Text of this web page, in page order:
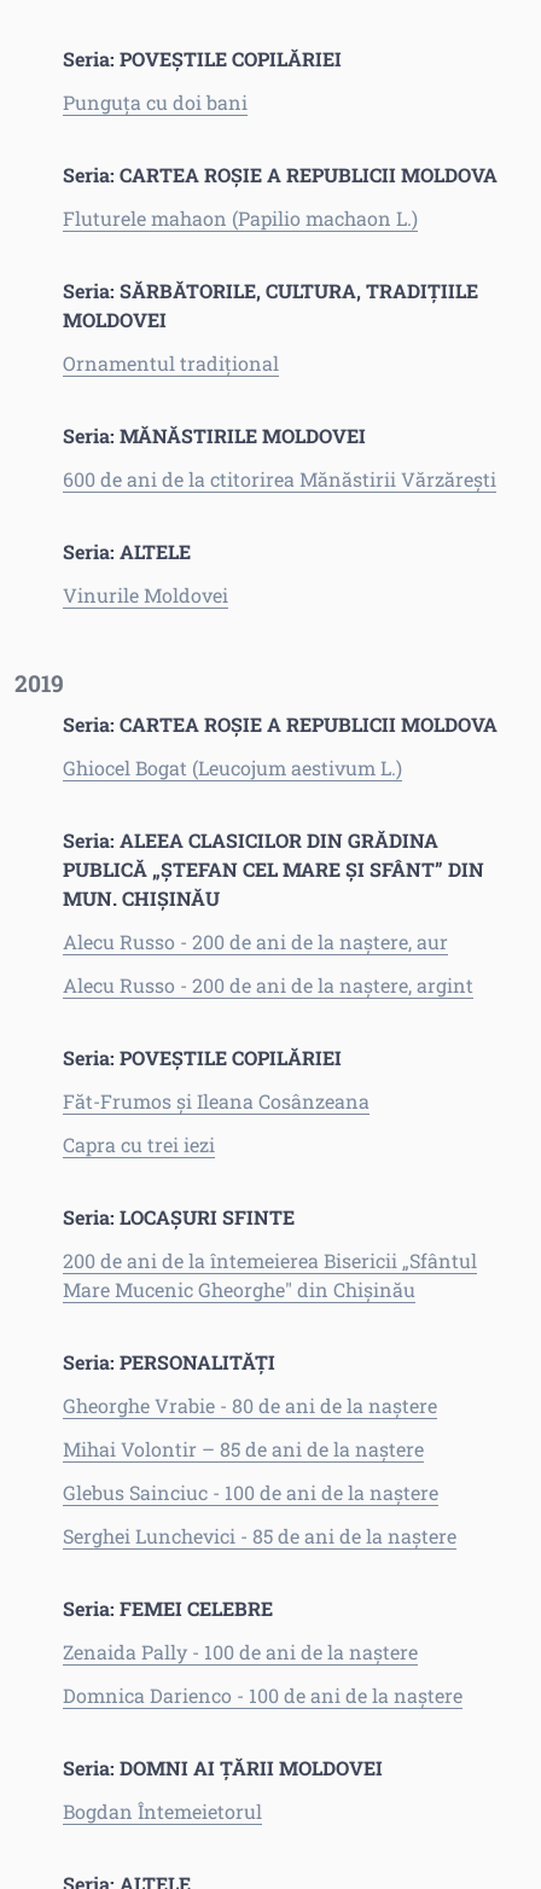
Seria: POVEȘTILE COPILĂRIEI
Punguța cu doi bani
Seria: CARTEA ROȘIE A REPUBLICII MOLDOVA
Fluturele mahaon (Papilio machaon L.)
Seria: SĂRBĂTORILE, CULTURA, TRADIȚIILE
MOLDOVEI
Ornamentul tradițional
Seria: MĂNĂSTIRILE MOLDOVEI
600 de ani de la ctitorirea Mănăstirii Vărzărești
Seria: ALTELE
Vinurile Moldovei
2019
Seria: CARTEA ROȘIE A REPUBLICII MOLDOVA
Ghiocel Bogat (Leucojum aestivum L.)
Seria: ALEEA CLASICILOR DIN GRĂDINA
PUBLICĂ „ȘTEFAN CEL MARE ȘI SFÂNT” DIN
MUN. CHIȘINĂU
Alecu Russo - 200 de ani de la naștere, aur
Alecu Russo - 200 de ani de la naștere, argint
Seria: POVEȘTILE COPILĂRIEI
Făt-Frumos și Ileana Cosânzeana
Capra cu trei iezi
Seria: LOCAȘURI SFINTE
200 de ani de la întemeierea Bisericii „Sfântul
Mare Mucenic Gheorghe" din Chișinău
Seria: PERSONALITĂȚI
Gheorghe Vrabie - 80 de ani de la naștere
Mihai Volontir – 85 de ani de la naștere
Glebus Sainciuc - 100 de ani de la naștere
Serghei Lunchevici - 85 de ani de la naștere
Seria: FEMEI CELEBRE
Zenaida Pally - 100 de ani de la naștere
Domnica Darienco - 100 de ani de la naștere
Seria: DOMNI AI ȚĂRII MOLDOVEI
Bogdan Întemeietorul
Seria: ALTELE